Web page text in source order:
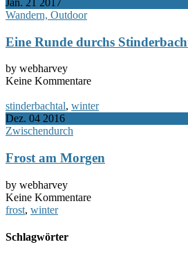
Wandern, Outdoor
Eine Runde durchs
by webharvey
Keine Kommentare
stinderbachtal, winter
Dez. 04 2016
Zwischendurch
Frost am Morgen
by webharvey
Keine Kommentare
frost, winter
Schlagwörter